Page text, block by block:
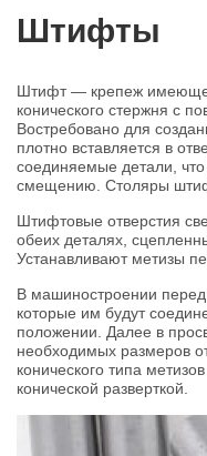
Штифты
Штифт — крепеж
конического стержня с
Востребовано для
плотно вставляется в
соединяемые детали,
смещению. Столяры
Штифтовые отверстия
обеих деталях,
Устанавливают метизы
В машиностроении
которые им будут
положении. Далее в
необходимых размеров
конического типа
конической разверткой.